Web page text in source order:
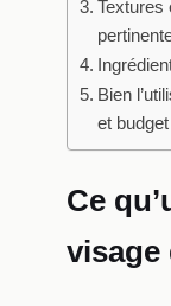
Textures
Bien
et
Ce
visage